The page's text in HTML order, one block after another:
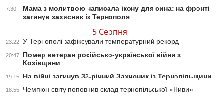
7:30
Мама з молитвою написала ікону для сина: на фронті
загинув захисник із Тернополя
5 Серпня
23:22 У Тернополі зафіксували температурний рекорд
20:47
Помер ветеран російсько-української війни з
Козівщини
19:15 На війні загинув 33-річний Захисник із Тернопільщини
18:55 Чемпіон світу поповнив склад тернопільської «Ниви»